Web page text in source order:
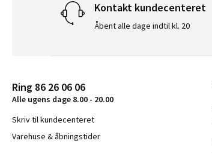
Kontakt kundecenteret
Åbent alle dage indtil kl. 20
Ring 86 26 06 06
Alle ugens dage 8.00 - 20.00
Skriv til kundecenteret
Varehuse & åbningstider